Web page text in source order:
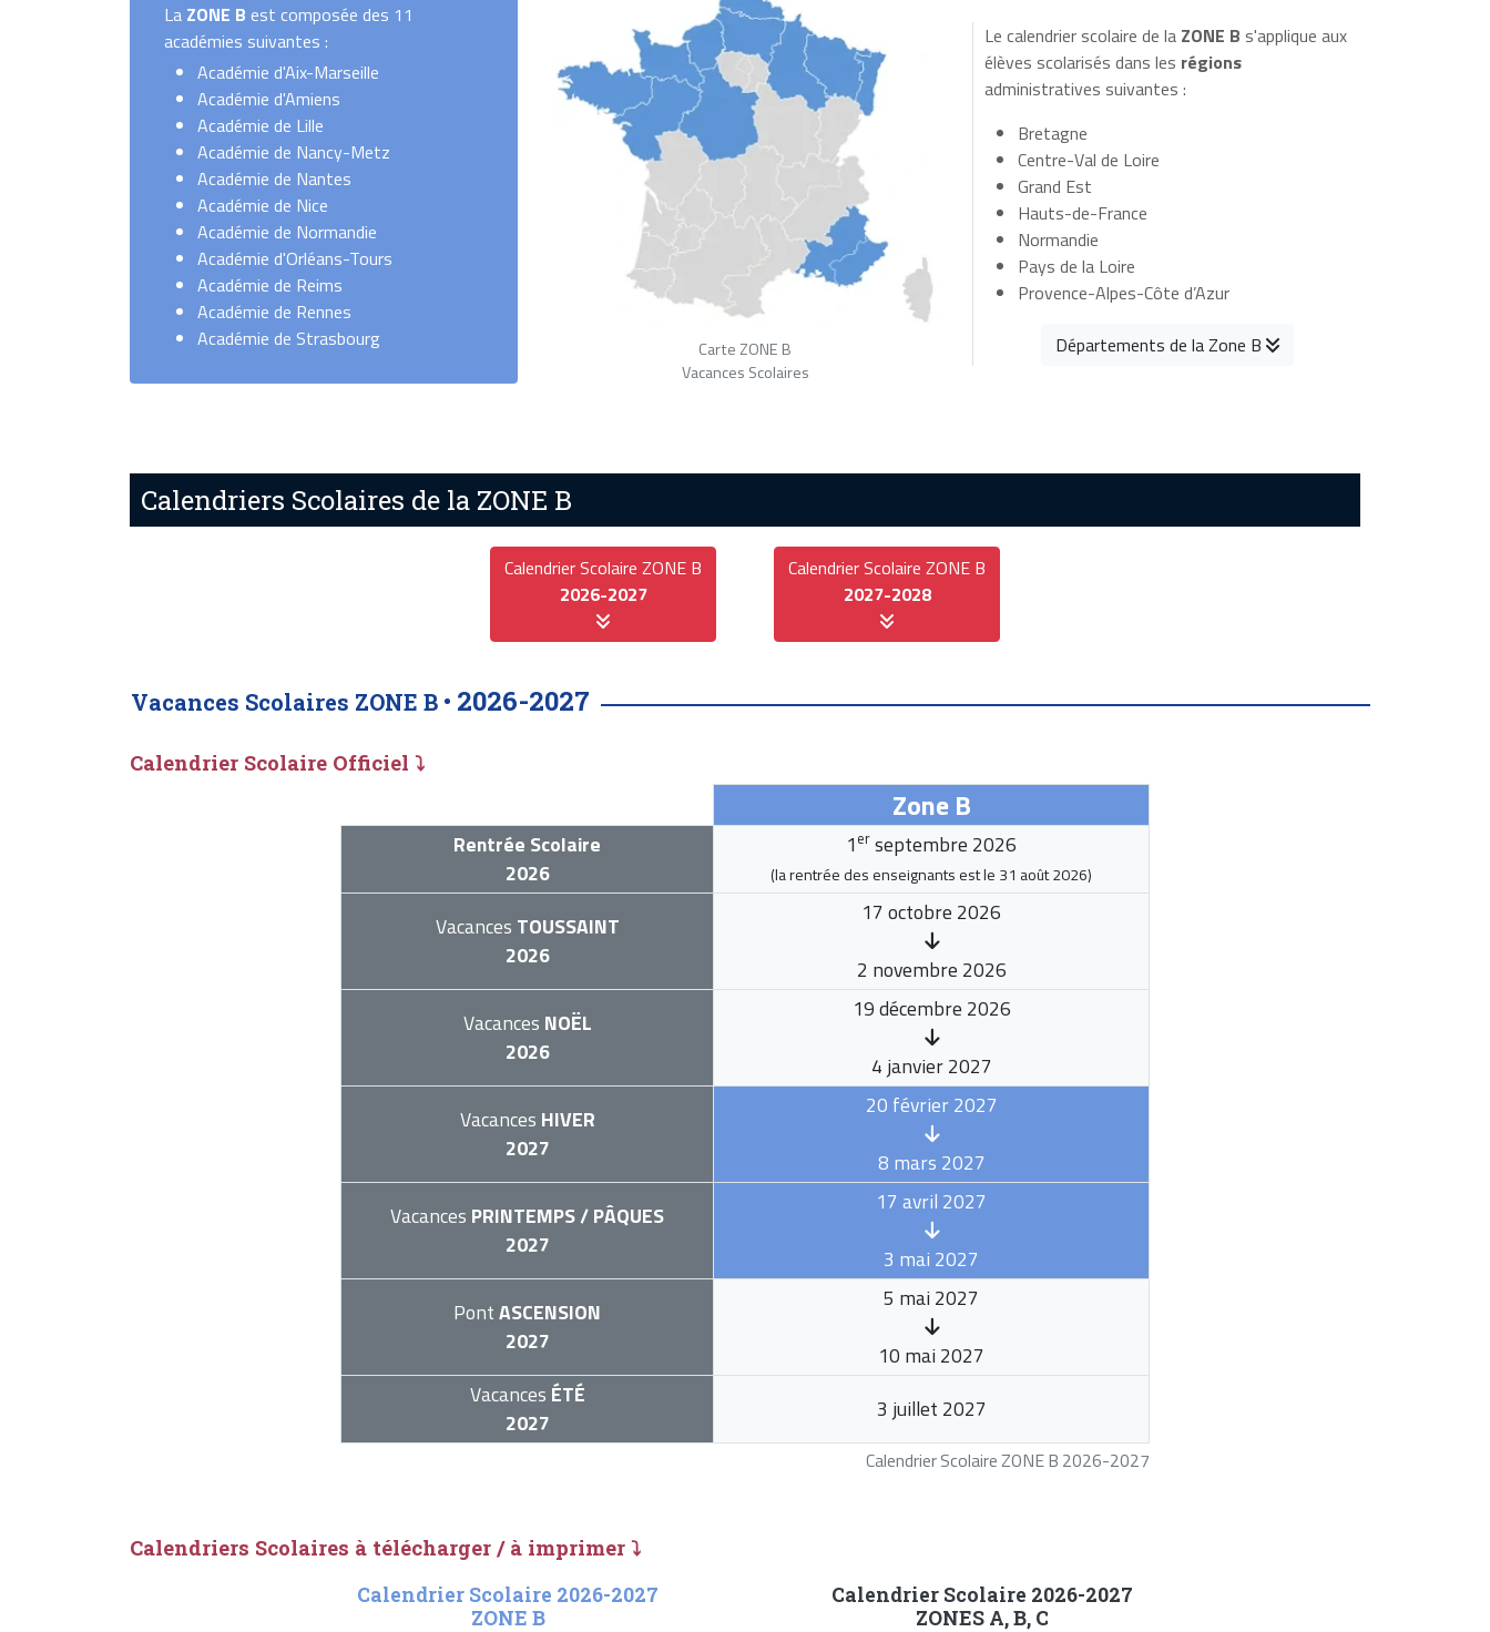
La ZONE B est composée des 11
académies suivantes :
Académie d'Aix-Marseille
Académie d'Amiens
Académie de Lille
Académie de Nancy-Metz
Académie de Nantes
Académie de Nice
Académie de Normandie
Académie d'Orléans-Tours
Académie de Reims
Académie de Rennes
Académie de Strasbourg
Carte ZONE B
Vacances Scolaires
Le calendrier scolaire de la ZONE B s'applique aux
élèves scolarisés dans les régions
administratives suivantes :
Bretagne
Centre-Val de Loire
Grand Est
Hauts-de-France
Normandie
Pays de la Loire
Provence-Alpes-Côte d’Azur
Départements de la Zone B
Calendriers Scolaires de la ZONE B
Calendrier Scolaire ZONE B
2026-2027
Calendrier Scolaire ZONE B
2027-2028
Vacances Scolaires ZONE B • 2026-2027
Calendrier Scolaire Officiel ⤵
Calendrier Scolaire ZONE B 2026-2027
Zone B
Rentrée Scolaire
2026
1 er septembre 2026
(la rentrée des enseignants est le 31 août 2026)
Vacances TOUSSAINT
2026
17 octobre 2026
2 novembre 2026
Vacances NOËL
2026
19 décembre 2026
4 janvier 2027
Vacances HIVER
2027
20 février 2027
8 mars 2027
Vacances PRINTEMPS / PÂQUES
2027
17 avril 2027
3 mai 2027
PontASCENSION
2027
5 mai 2027
10 mai 2027
Vacances ÉTÉ
2027
3 juillet 2027
Calendriers Scolaires à télécharger / à imprimer ⤵
Calendrier Scolaire 2026-2027
ZONE B
Calendrier Scolaire 2026-2027
ZONES A, B, C